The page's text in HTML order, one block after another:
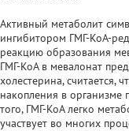
Активный метаболит
ингибитором ГМГ-КоА-
реакцию образования
ГМГ-КоА в мевалонат
холестерина, считается,
накопления в организме
того, ГМГ-КоА легко
участвует во многих